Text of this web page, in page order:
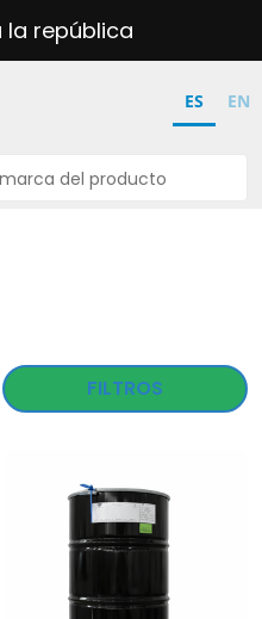
la república
ES EN
FILTROS